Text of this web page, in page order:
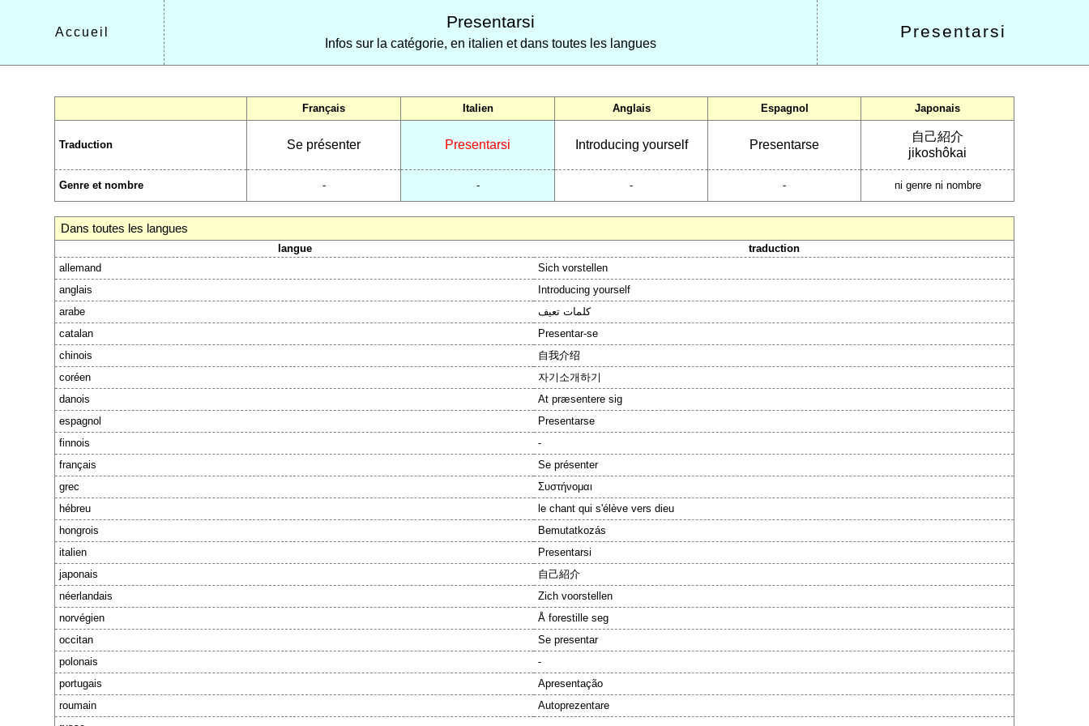
Accueil
Presentarsi
Infos sur la catégorie, en italien et dans toutes les langues
Presentarsi
Français Italien Anglais Espagnol Japonais
Traduction Se présenter Presentarsi Introducing yourself Presentarse
自己紹介
jikoshôkai
Genre et nombre - - - - ni genre ni nombre
Dans toutes les langues
langue
traduction
allemand
Sich vorstellen
anglais
Introducing yourself
arabe
كلمات تعيف
catalan
Presentar-se
chinois
自我介绍
coréen
자기소개하기
danois
At præsentere sig
espagnol
Presentarse
finnois
-
français
Se présenter
grec
Συστήνομαι
hébreu
le chant qui s'élève vers dieu
hongrois
Bemutatkozás
italien
Presentarsi
japonais
自己紹介
néerlandais
Zich voorstellen
norvégien
Å forestille seg
occitan
Se presentar
polonais
-
portugais
Apresentação
roumain
Autoprezentare